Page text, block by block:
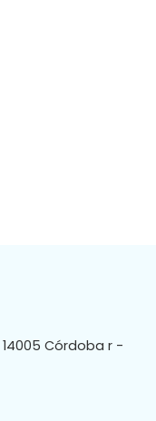
14005 Córdoba r -